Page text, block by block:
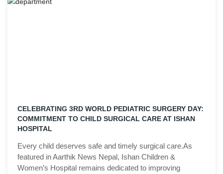
CELEBRATING 3RD WORLD PEDIATRIC SURGERY DAY:
COMMITMENT TO CHILD SURGICAL CARE AT ISHAN
HOSPITAL
Every child deserves safe and timely surgical care.As
featured in Aarthik News Nepal, Ishan Children &
Women’s Hospital remains dedicated to improving